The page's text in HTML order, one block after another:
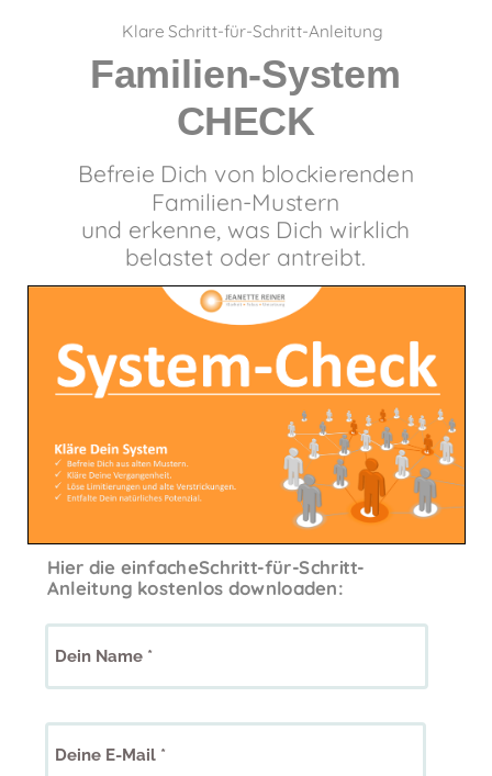
Familien-System
CHECK
Befreie Dich von blockierenden
Familien-Mustern
und erkenne, was Dich wirklich
belastet oder antreibt.
KlareSchritt-für-Schritt-Anleitung
Dein Name
Deine E-Mail
Hier die einfacheSchritt-für-Schritt-
Anleitung kostenlos downloaden: